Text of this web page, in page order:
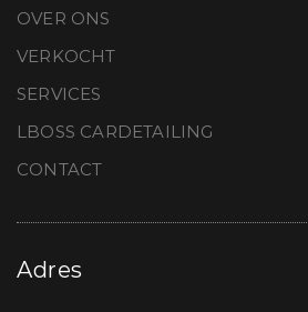
OVER ONS
VERKOCHT
SERVICES
LBOSS CARDETAILING
CONTACT
Adres